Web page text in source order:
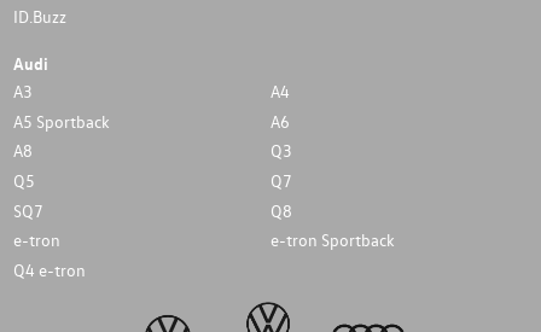
ID.Buzz
Audi
A3
A4
A5 Sportback
A6
A8
Q3
Q5
Q7
SQ7
Q8
e-tron
e-tron Sportback
Q4 e-tron